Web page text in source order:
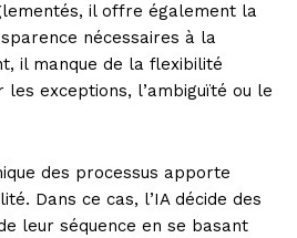
il offre également la
nécessaires à la
il manque de la flexibilité
exceptions, l’ambiguïté ou le
des processus apporte
Dans ce cas, l’IA décide des
leur séquence en se basant